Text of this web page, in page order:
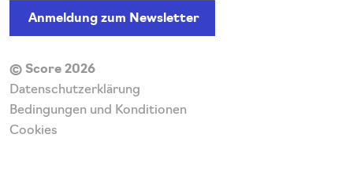
Anmeldung zum Newsletter
© Score 2026
Datenschutzerklärung
Bedingungen und Konditionen
Cookies